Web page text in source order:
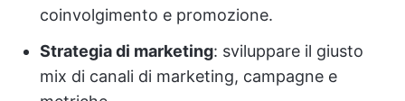
coinvolgimento e promozione.
Strategia di marketing: sviluppare il giusto
mix di canali di marketing, campagne e